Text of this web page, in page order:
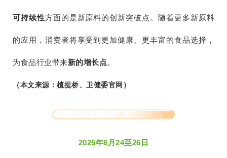
可持续性方面的是新原料的创新突破点。随着更多新原料
的应用，消费者将享受到更加健康、更丰富的食品选择，
为食品行业带来新的增长点。
（本文来源：植提桥、卫健委官网）
2025年6月24至26日